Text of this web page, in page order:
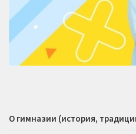
О гимназии (история,